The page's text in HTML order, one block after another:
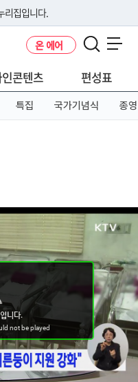
리집입니다.
를 사용하고 있다면 아래 URL에
온 에어
콘텐츠 편성표
특집 국가기념식 종영